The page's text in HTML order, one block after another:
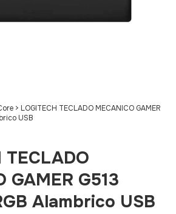
> LOGITECH TECLADO MECANICO GAMER
USB
TECLADO
GAMER G513
Alambrico USB